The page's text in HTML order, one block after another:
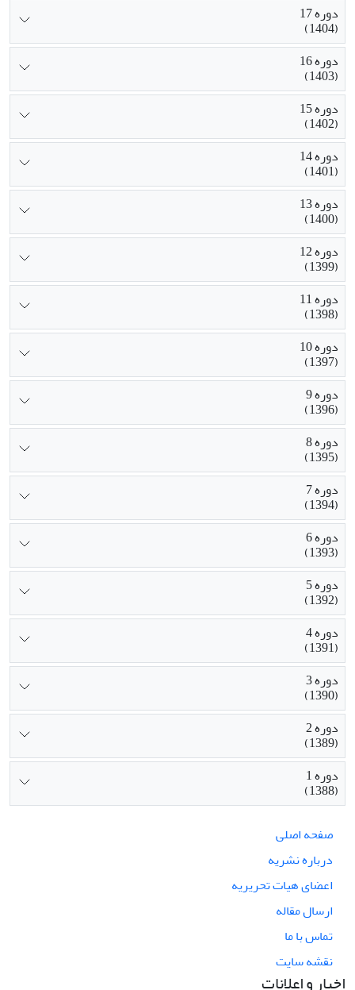
دوره 17
(1404)
دوره 16
(1403)
دوره 15
(1402)
دوره 14
(1401)
دوره 13
(1400)
دوره 12
(1399)
دوره 11
(1398)
دوره 10
(1397)
دوره 9
(1396)
دوره 8
(1395)
دوره 7
(1394)
دوره 6
(1393)
دوره 5
(1392)
دوره 4
(1391)
دوره 3
(1390)
دوره 2
(1389)
دوره 1
(1388)
صفحه اصلی
درباره نشریه
اعضای هیات تحریریه
ارسال مقاله
تماس با ما
نقشه سایت
اخبار و اعلانات